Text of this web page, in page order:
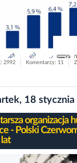
2992 Komentarzy: 11
18
organizacja
- Polski